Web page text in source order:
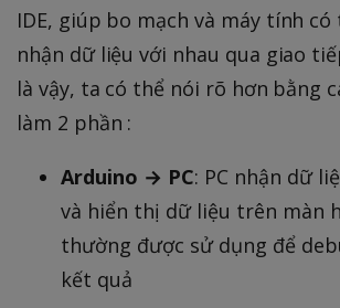
IDE, giúp bo mạch và máy tính
nhận dữ liệu với nhau qua giao
là vậy, ta có thể nói rõ hơn bằng
làm 2 phần :
Arduino → PC: PC nhận dữ
và hiển thị dữ liệu trên màn
thường được sử dụng để
kết quả